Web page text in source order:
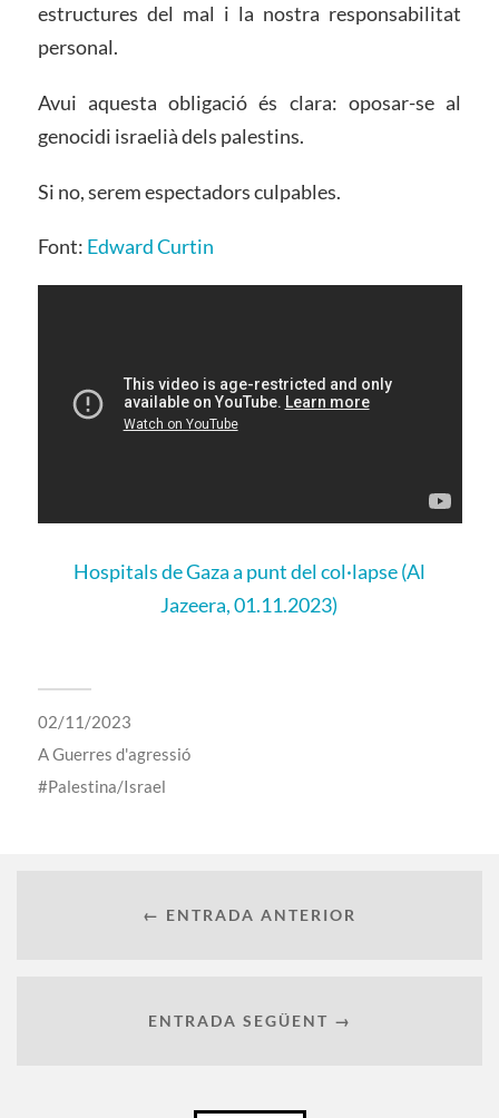
estructures del mal i la nostra responsabilitat
personal.
Avui aquesta obligació és clara: oposar-se al
genocidi israelià dels palestins.
Si no, serem espectadors culpables.
Font: Edward Curtin
Hospitals de Gaza a punt del col·lapse (Al
Jazeera, 01.11.2023)
02/11/2023
AGuerres d'agressió
Palestina/Israel
← ENTRADA ANTERIOR
ENTRADA SEGÜENT →